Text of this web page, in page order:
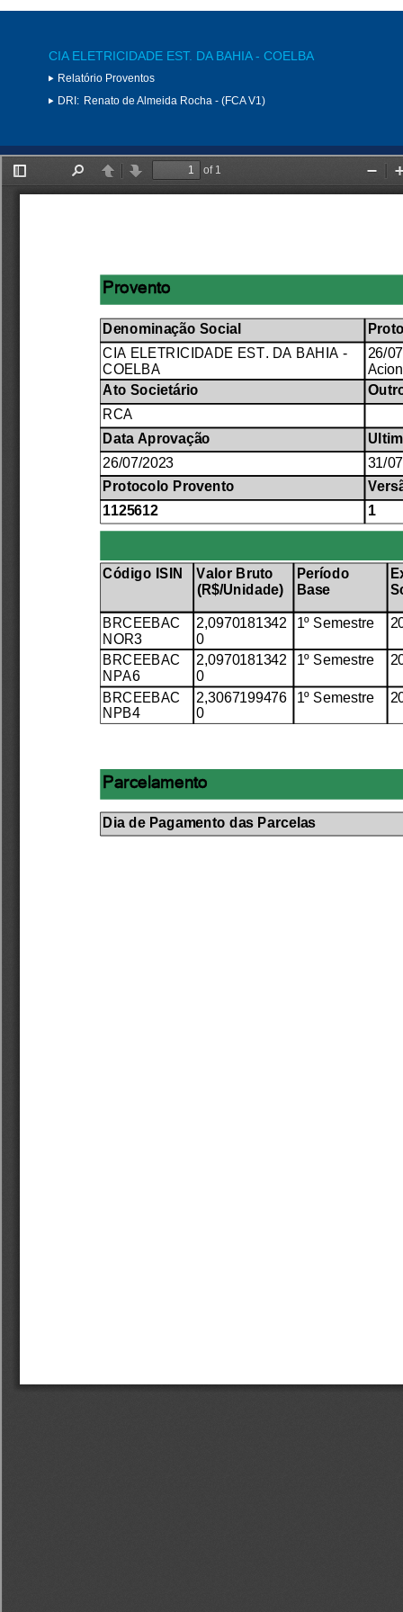
CIA ELETRICIDADE EST. DA BAHIA - COELBA
Relatório Proventos
DRI: Renato de Almeida Rocha - (FCA V1)